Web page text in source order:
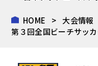
HOME
大会情報
第３回全国ビーチサッ